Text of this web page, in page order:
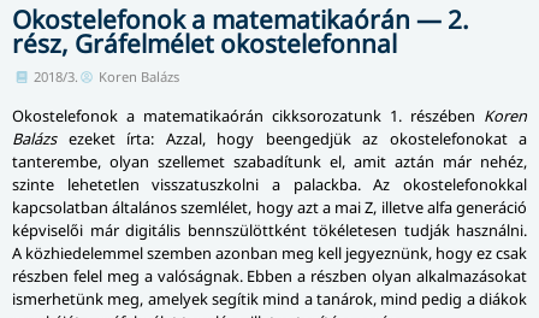
Okostelefonok a matematikaórán — 2.
rész, Gráfelmélet okostelefonnal
2018/3. Koren Balázs
Okostelefonok a ma­te­ma­ti­ka­órán cikksorozatunk 1. részében Koren
Balázsezeket írta: Azzal, hogy beengedjük az okostelefonokat a
tanterembe, olyan szellemet szabadítunk el, amit aztán már nehéz,
szinte lehetetlen visszatuszkolni a palackba. Az okos­te­le­fo­nok­kal
kapcsolatban általános szemlélet, hogy azt a mai Z, illetve alfa generáció
képviselői már digitális benn­szü­lött­ként tökéletesen tudják hasz­nál­ni.
A közhiedelemmel szemben azonban meg kell jegyeznünk, hogy ez csak
részben felel meg a valóságnak. Ebben a részben olyan alkalmazásokat
ismerhetünk meg, amelyek segítik mind a tanárok, mind pedig a diákok